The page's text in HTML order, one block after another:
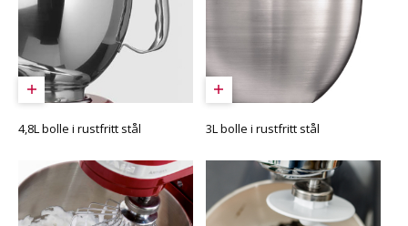
4,8L bolle i rustfritt stål 3L bolle i rustfritt stål